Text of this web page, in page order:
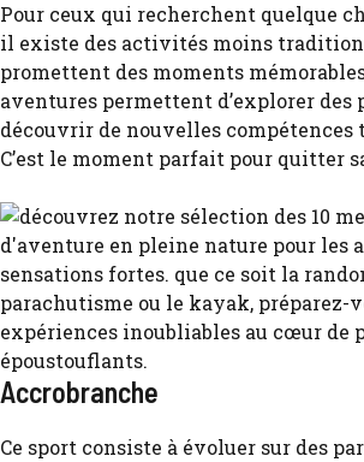
Pour ceux qui recherchent quelque
il existe des activités moins
promettent des moments
aventures permettent d’explorer des
découvrir de nouvelles compétences
C’est le moment parfait pour quitter
Accrobranche
Ce sport consiste à évoluer sur des